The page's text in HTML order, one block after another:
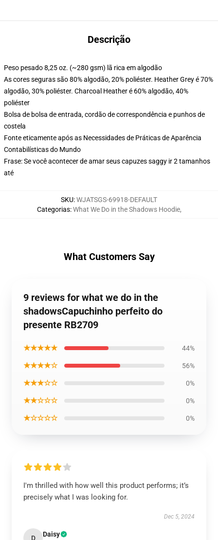
Descrição
Peso pesado 8,25 oz. (~280 gsm) lã rica em algodão
As cores seguras são 80% algodão, 20% poliéster. Heather Grey é 70%
algodão, 30% poliéster. Charcoal Heather é 60% algodão, 40%
poliéster
Bolsa de bolsa de entrada, cordão de correspondência e punhos de
costela
Fonte eticamente após as Necessidades de Práticas de Aparência
Contabilísticas do Mundo
Frase: Se você acontecer de amar seus capuzes saggy ir 2 tamanhos
até
SKU:WJATSGS-69918-DEFAULT
Categorias:What We Do in the Shadows Hoodie,
What Customers Say
9 reviews for what we do in the
shadowsCapuchinho perfeito do
presente RB2709
★★★★★ 44%
★★★★☆ 56%
★★★☆☆ 0%
★★☆☆☆ 0%
★☆☆☆☆ 0%
I'm thrilled with how well this product performs; it’s
precisely what I was looking for.
Dec 5, 2024
D Daisy